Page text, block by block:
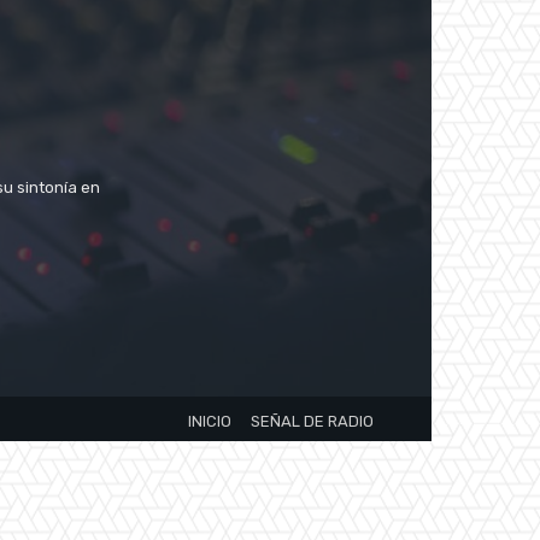
sintonía en
INICIO SEÑAL DE RADIO